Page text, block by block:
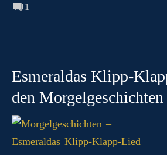
1
Esmeraldas
den Morgelgeschichten